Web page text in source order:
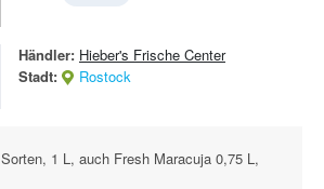
Händler: Hieber's Frische Center
Stadt:
Rostock
1 L, auch Fresh Maracuja 0,75 L,